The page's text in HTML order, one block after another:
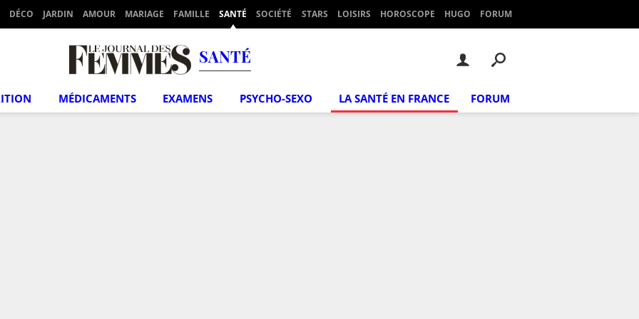
DÉCO JARDIN AMOUR MARIAGE FAMILLE SANTÉ SOCIÉTÉ STARS LOISIRS HOROSCOPE HUGO FORUM
SANTÉ
MÉDICAMENTS EXAMENS PSYCHO-SEXO LA SANTÉ EN FRANCE FORUM